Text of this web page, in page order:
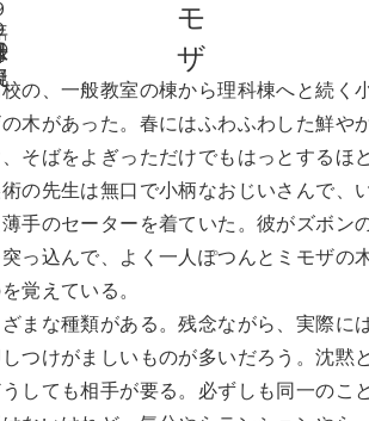
の、一般教室の棟から理科棟へと続く
木があった。春にはふわふわした鮮や
そばをよぎっただけでもはっとするほ
の先生は無口で小柄なおじいさんで、
手のセーターを着ていた。彼がズボン
っ込んで、よく一人ぽつんとミモザの
覚えている。
まな種類がある。残念ながら、実際に
つけがましいものが多いだろう。沈黙
しても相手が要る。必ずしも同一のこ